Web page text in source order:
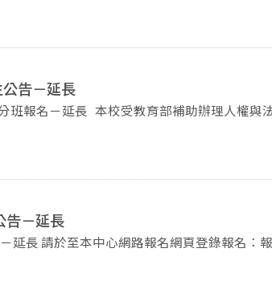
告－延長
與法治教育、戶外教育、社會情
技資訊與媒體素養增能學分班，學員公費進
檢齊相關資料、逾期及資格不符恕不受理，報
上報名後列印、簽名。 高級中等以下學校及幼稚園合格教師
系統，學員申請計次停車每次收費100元，需
登記，由中心代為申請後，將寄送繳
成繳費。按駐警隊規定，既經繳費，無論天
（二）錄取公告：依照各班簡章為準，將於本校
告－延長
名簡章詳見附件 報
為115年7月3日13:00（臺灣時間），請於期
（一）前掛號寄出報名資料（以郵戳為憑）。